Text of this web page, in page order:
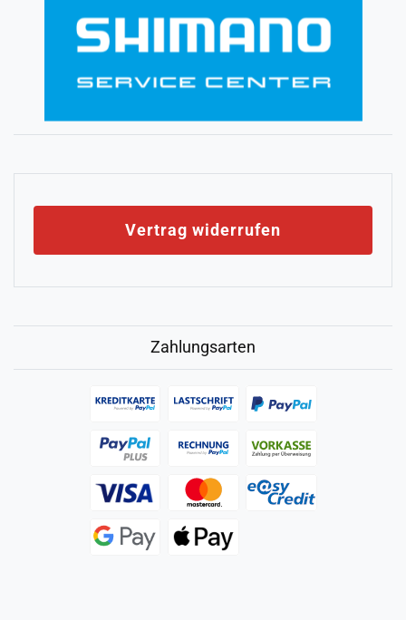
Vertrag widerrufen
Zahlungsarten